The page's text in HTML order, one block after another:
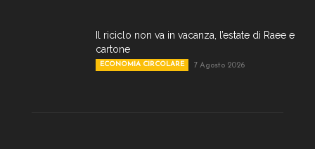
Il riciclo non va in vacanza, l’estate di Raee e
cartone
ECONOMIA CIRCOLARE 7 Agosto 2026